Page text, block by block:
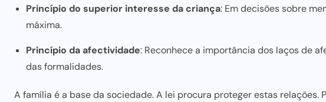
Princípio do superior interesse da criança: Em decisões sobre
máxima.
Princípio da afectividade: Reconhece a importância dos laços de
das formalidades.
A família é a base da sociedade. A lei procura proteger estas relações.